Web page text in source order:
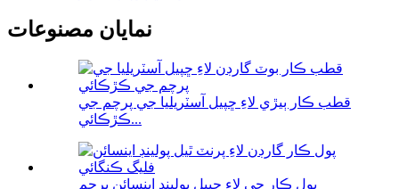
نمايان مصنوعات
قطب ڪار ٻيڙي لاءِ ڇپيل آسٽريليا جي پرچم جي
ڪڙڪائي...
پول ڪار جي لاءِ ڇپيل پولينڊ اينسائن پرچم